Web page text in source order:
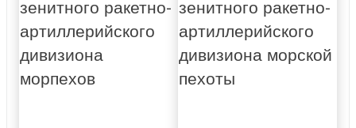
зенитного ракетно-
артиллерийского
дивизиона
морпехов
зенитного ракетно-
артиллерийского
дивизиона морской
пехоты